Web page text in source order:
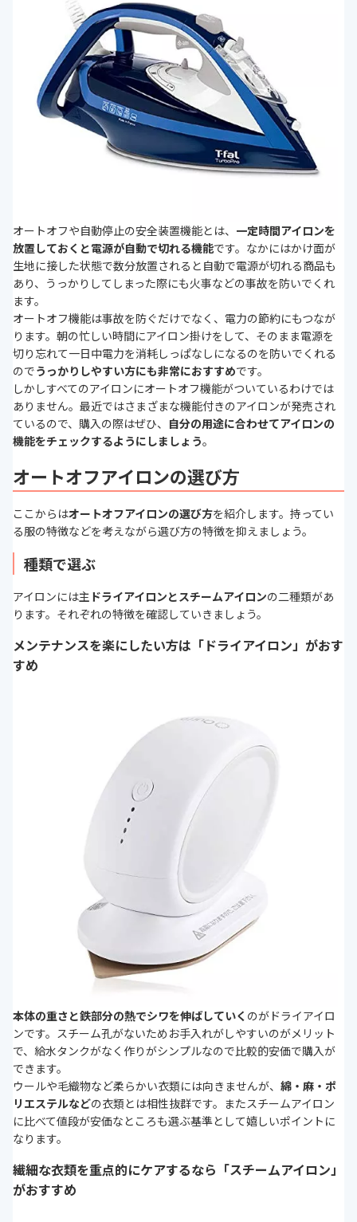
オートオフや自動停止の安全装置機能とは、 一定時間アイロンを
放置しておくと電源が自動で切れる機能です。なかにはかけ面が
生地に接した状態で数分放置されると自動で電源が切れる商品も
あり、うっかりしてしまった際にも火事などの事故を防いでくれ
ます。
オートオフ機能は事故を防ぐだけでなく、電力の節約にもつなが
ります。朝の忙しい時間にアイロン掛けをして、そのまま電源を
切り忘れて一日中電力を消耗しっぱなしになるのを防いでくれる
のでうっかりしやすい方にも非常におすすめです。
しかしすべてのアイロンにオートオフ機能がついているわけでは
ありません。最近ではさまざまな機能付きのアイロンが発売され
ているので、購入の際はぜひ、 自分の用途に合わせてアイロンの
機能をチェックするようにしましょう。
オートオフアイロンの選び方
ここからはオートオフアイロンの選び方を紹介します。持ってい
る服の特徴などを考えながら選び方の特徴を抑えましょう。
種類で選ぶ
アイロンには主 ドライアイロンとスチームアイロンの二種類があ
ります。それぞれの特徴を確認していきましょう。
メンテナンスを楽にしたい方は「ドライアイロン」がおす
すめ
本体の重さと鉄部分の熱でシワを伸ばしていく のがドライアイロ
ンです。スチーム孔がないためお手入れがしやすいのがメリット
で、給水タンクがなく作りがシンプルなので比較的安価で購入が
できます。
ウールや毛織物など柔らかい衣類には向きませんが、 綿・麻・ポ
リエステルなどの衣類とは相性抜群です。またスチームアイロン
に比べて値段が安価なところも選ぶ基準として嬉しいポイントに
なります。
繊細な衣類を重点的にケアするなら「スチームアイロン」
がおすすめ